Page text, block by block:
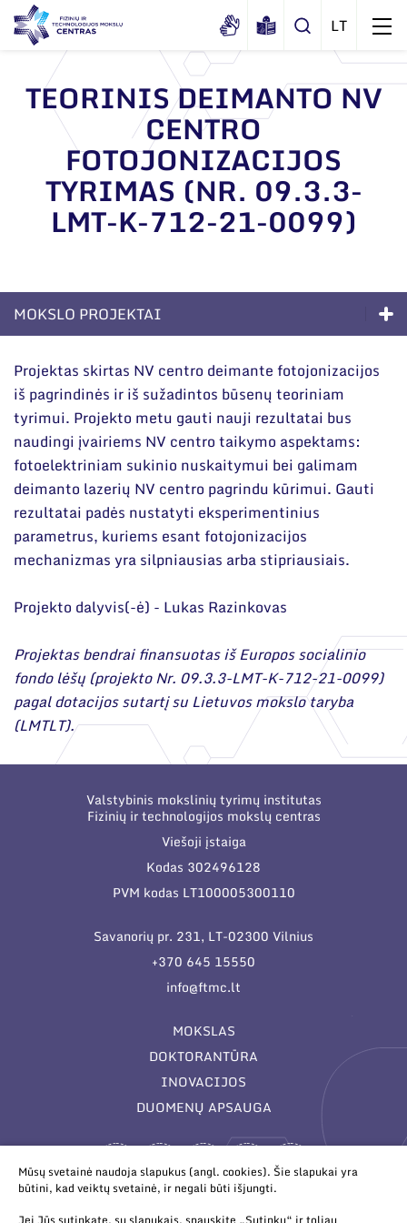
Apie mus
Dokumentai
Sertifikatai ir akreditavimo pažymėjimai
Viešieji pirkimai
Darbuotojams
Nuorodos
Narystė nacionalinėse ir tarptautinėse
organizacijose bei asociacijose
Struktūra
Administracija
Administraciniai skyriai
Mokslo taryba
Mokslininkai emeritai
Naujienos
Leidiniai
Bendri rekvizitai
Administracija
Darbuotojų kontaktai
TEORINIS DEIMANTO NV
CENTRO
FOTOJONIZACIJOS
TYRIMAS (NR. 09.3.3-
LMT-K-712-21-0099)
MOKSLO PROJEKTAI
Ilgalaikės programos
Moksliniai skyriai
Mokslinės publikacijos
Mokslo projektai
Patentai
Informacija moksleiviams ir mokytojams
Nuo moksleivio iki mokslininko
Projektas skirtas NV centro deimante fotojonizacijos
iš pagrindinės ir iš sužadintos būsenų teoriniam
tyrimui. Projekto metu gauti nauji rezultatai bus
naudingi įvairiems NV centro taikymo aspektams:
fotoelektriniam sukinio nuskaitymui bei galimam
deimanto lazerių NV centro pagrindu kūrimui. Gauti
rezultatai padės nustatyti eksperimentinius
parametrus, kuriems esant fotojonizacijos
mechanizmas yra silpniausias arba stipriausiais.
Projekto dalyvis(-ė) - Lukas Razinkovas
Projektas bendrai finansuotas iš Europos socialinio
fondo lėšų (projekto Nr. 09.3.3-LMT-K-712-21-0099)
pagal dotacijos sutartį su Lietuvos mokslo taryba
(LMTLT).
Valstybinis mokslinių tyrimų institutas
Fizinių ir technologijos mokslų centras
Viešoji įstaiga
Kodas 302496128
PVM kodas LT100005300110
Savanorių pr. 231, LT-02300 Vilnius
+370 645 15550
info@ftmc.lt
MOKSLAS
DOKTORANTŪRA
INOVACIJOS
DUOMENŲ APSAUGA
Mūsų svetainė naudoja slapukus (angl. cookies). Šie slapukai yra
būtini, kad veiktų svetainė, ir negali būti išjungti.